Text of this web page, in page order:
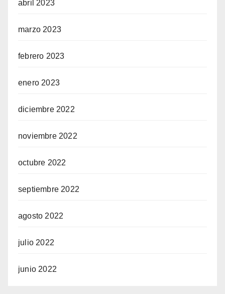
abril 2023
marzo 2023
febrero 2023
enero 2023
diciembre 2022
noviembre 2022
octubre 2022
septiembre 2022
agosto 2022
julio 2022
junio 2022